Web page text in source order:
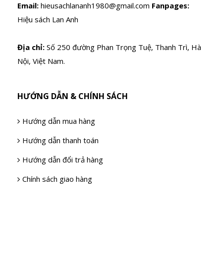
Email: hieusachlananh1980@gmail.com Fanpages:
Hiệu sách Lan Anh
Địa chỉ: Số 250 đường Phan Trọng Tuệ, Thanh Trì, Hà
Nội, Việt Nam.
HƯỚNG DẪN & CHÍNH SÁCH
Hướng dẫn mua hàng
Hướng dẫn thanh toán
Hướng dẫn đổi trả hàng
Chính sách giao hàng